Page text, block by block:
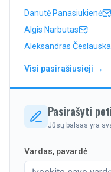
Danutė Panasiukienė
Algis Narbutas
Aleksandras
Visi pasirašiusieji →
Pasirašyti
Jūsų balsas yra
Vardas, pavardė